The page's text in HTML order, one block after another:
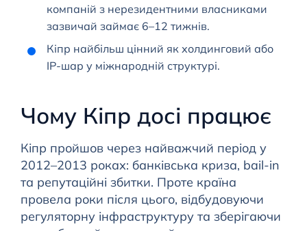
компаній з нерезидентними власниками
зазвичай займає 6–12 тижнів.
Кіпр найбільш цінний як холдинговий або
IP-шар у міжнародній структурі.
Чому Кіпр досі працює
Кіпр пройшов через найважчий період у
2012–2013 роках: банківська криза, bail-in
та репутаційні збитки. Проте країна
провела роки після цього, відбудовуючи
регуляторну інфраструктуру та зберігаючи